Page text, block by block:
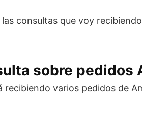
consultas que voy
sobre pedidos
recibiendo varios pedidos de